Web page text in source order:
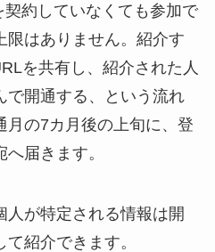
約していなくても参加で
限はありません。紹介す
を共有し、紹介された人
で開通する、という流れ
月の7カ月後の上旬に、登
届きます。
人が特定される情報は開
紹介できます。